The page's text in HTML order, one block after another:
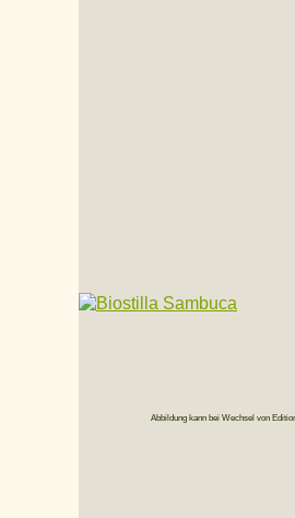
Abbildung kann bei Wechsel von